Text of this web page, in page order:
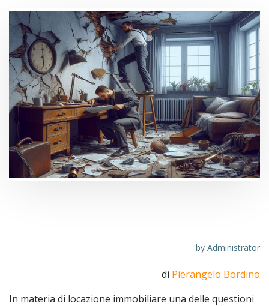
by Administrator
di Pierangelo Bordino
In materia di locazione immobiliare una delle questioni